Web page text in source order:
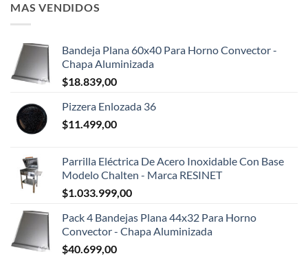
MAS VENDIDOS
Bandeja Plana 60x40 Para Horno Convector -
Chapa Aluminizada
$18.839,00
Pizzera Enlozada 36
$11.499,00
Parrilla Eléctrica De Acero Inoxidable Con Base
Modelo Chalten - Marca RESINET
$1.033.999,00
Pack 4 Bandejas Plana 44x32 Para Horno
Convector - Chapa Aluminizada
$40.699,00